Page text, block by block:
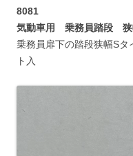
8081
気動車用 乗務員踏段
乗務員扉下の踏段狭幅Sタ
ト入